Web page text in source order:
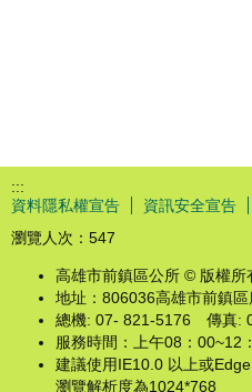
:::
資料隱私權宣告
資訊安全宣告
瀏覽人次： 547
高雄市前鎮區公所 © 版權所
地址：806036高雄市前鎮
總機: 07- 821-5176 傳真:
服務時間：上午08：00~12
建議使用IE10.0 以上或
瀏覽解析度為1024*768